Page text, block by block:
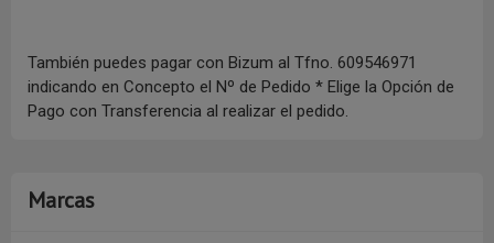
También puedes pagar con Bizum al Tfno. 609546971
indicando en Concepto el Nº de Pedido * Elige la Opción de
Pago con Transferencia al realizar el pedido.
Marcas